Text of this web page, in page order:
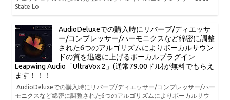
State Lo
AudioDeluxeでの購入時にリバーブ/ディエッサ
ー/コンプレッサー/ハーモニクスなど綿密に調整
された6つのアルゴリズムによりボーカルサウン
ドの質を迅速に上げるボーカルプラグイン
Leapwing Audio「UltraVox 2」(通常79.00ドル)が無料でもらえ
ます！！！
AudioDeluxeでの購入時にリバーブ/ディエッサー/コンプレッサー/ハー
モニクスなど綿密に調整された6つのアルゴリズムによりボーカルサウ